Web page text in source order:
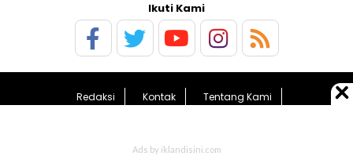
Ikuti Kami
Redaksi Kontak
Tentang Kami